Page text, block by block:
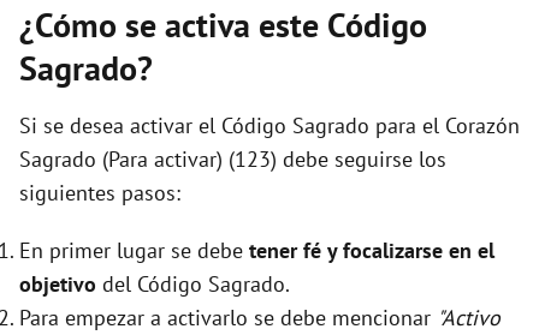
¿Cómo se activa este Código
Sagrado?
Si se desea activar el Código Sagrado para el Corazón
Sagrado (Para activar) (123) debe seguirse los
siguientes pasos:
En primer lugar se debe tener fé y focalizarse en el
objetivo del Código Sagrado.
Para empezar a activarlo se debe mencionar "Activo